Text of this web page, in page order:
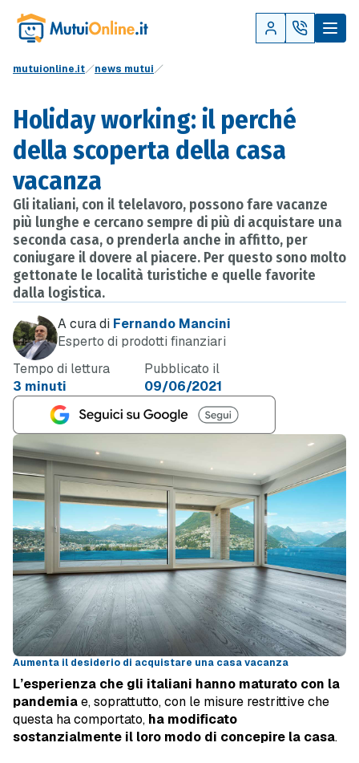
mutuionline.it news mutui
Holiday working: il perché
della scoperta della casa
vacanza
Gli italiani, con il telelavoro, possono fare vacanze
più lunghe e cercano sempre di più di acquistare una
seconda casa, o prenderla anche in affitto, per
coniugare il dovere al piacere. Per questo sono molto
gettonate le località turistiche e quelle favorite
dalla logistica.
A cura di Fernando Mancini
Esperto di prodotti finanziari
Tempo di lettura
3 minuti
Pubblicato il
09/06/2021
Aumenta il desiderio di acquistare una casa vacanza
L’esperienza che gli italiani hanno maturato con la
pandemiae, soprattutto, con le misure restrittive che
questa ha comportato, ha modificato
sostanzialmente il loro modo di concepire la casa.